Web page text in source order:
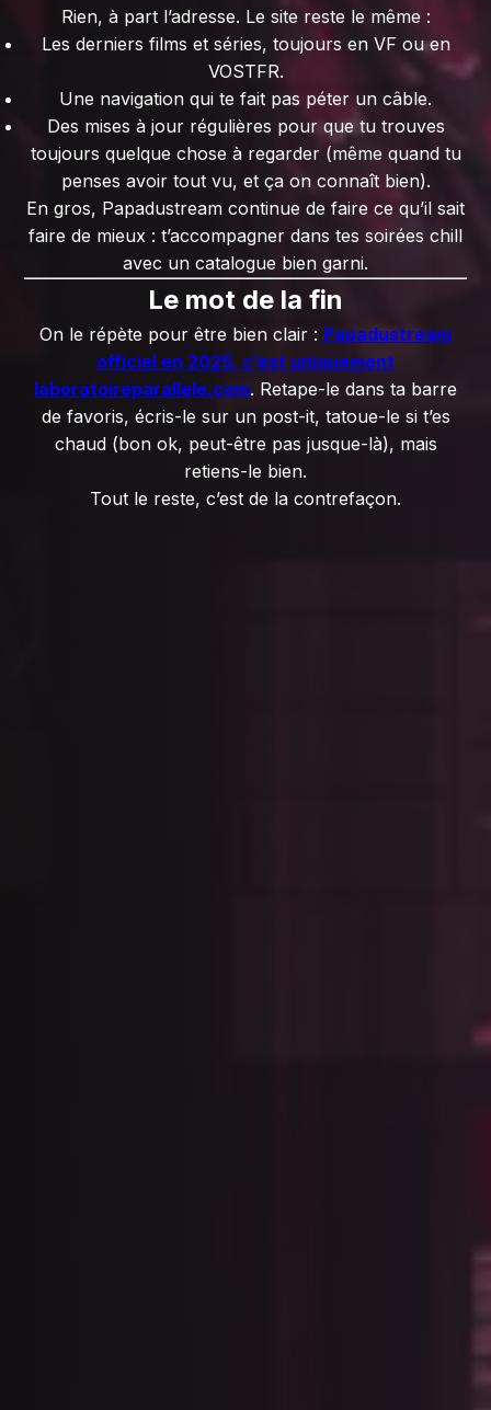
Rien, à part l’adresse. Le site reste le même :
Les derniers films et séries, toujours en VF ou en
VOSTFR.
Une navigation qui te fait pas péter un câble.
Des mises à jour régulières pour que tu trouves
toujours quelque chose à regarder (même quand tu
penses avoir tout vu, et ça on connaît bien).
En gros, Papadustream continue de faire ce qu’il sait
faire de mieux : t’accompagner dans tes soirées chill
avec un catalogue bien garni.
Le mot de la fin
On le répète pour être bien clair : Papadustream
officiel en 2025, c’est uniquement
laboratoireparallele.com. Retape-le dans ta barre
de favoris, écris-le sur un post-it, tatoue-le si t’es
chaud (bon ok, peut-être pas jusque-là), mais
retiens-le bien.
Tout le reste, c’est de la contrefaçon.